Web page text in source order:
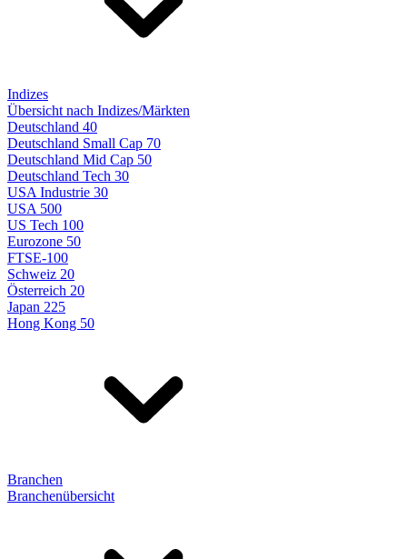
Indizes
Übersicht nach Indizes/Märkten
Deutschland 40
Deutschland Small Cap 70
Deutschland Mid Cap 50
Deutschland Tech 30
USA Industrie 30
USA 500
US Tech 100
Eurozone 50
FTSE-100
Schweiz 20
Österreich 20
Japan 225
Hong Kong 50
Branchen
Branchenübersicht